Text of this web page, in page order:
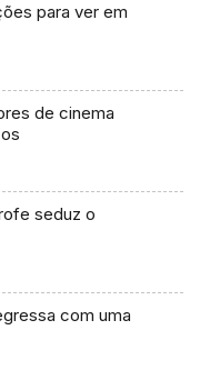
para ver em
de cinema
seduz o
com uma